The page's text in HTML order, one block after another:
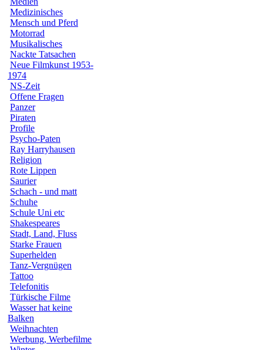
Medizinisches
Mensch und Pferd
Motorrad
Musikalisches
Nackte Tatsachen
Neue Filmkunst 1953-
1974
NS-Zeit
Offene Fragen
Panzer
Piraten
Profile
Psycho-Paten
Ray Harryhausen
Religion
Rote Lippen
Saurier
Schach - und matt
Schuhe
Schule Uni etc
Shakespeares
Stadt, Land, Fluss
Starke Frauen
Superhelden
Tanz-Vergnügen
Tattoo
Telefonitis
Türkische Filme
Wasser hat keine
Balken
Weihnachten
Werbung, Werbefilme